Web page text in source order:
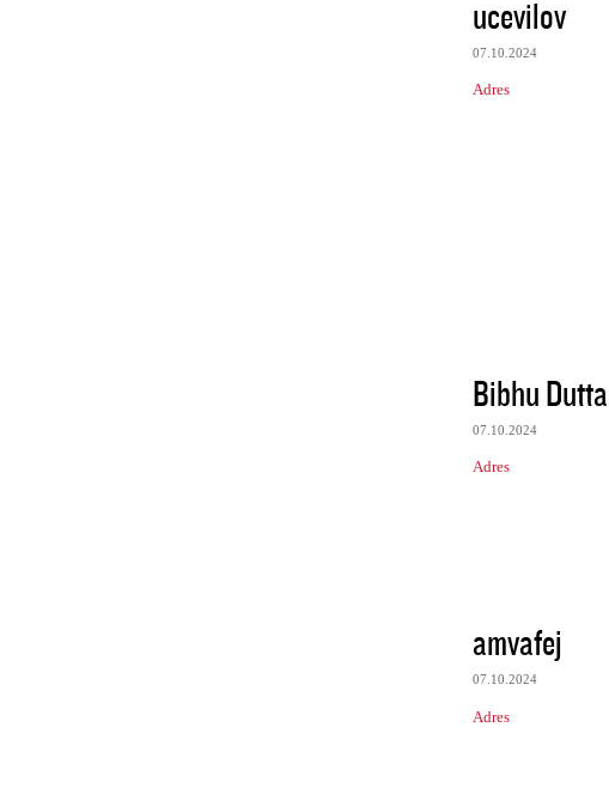
ucevilov
07.10.2024
Adres
Bibhu
07.10.2024
Adres
amvafej
07.10.2024
Adres